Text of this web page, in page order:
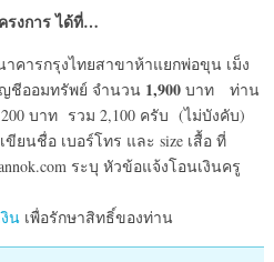
รงการ ได้ที่…
คารกรุงไทยสาขาห้าแยกพ่อขุน เม็ง
ญชีออมทรัพย์ จำนวน 1,900บาท ท่าน
บาท รวม 2,100 ครับ (ไม่บังคับ)
ยนชื่อ เบอร์โทร และ size เสื้อ ที่
ระบุ หัวข้อแจ้งโอนเงินครู
นเพื่อรักษาสิทธิ์ของท่าน